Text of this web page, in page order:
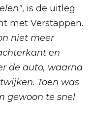
, is de uitleg
met Verstappen.
niet meer
en
de auto, waarna
Toen was
gewoon te snel